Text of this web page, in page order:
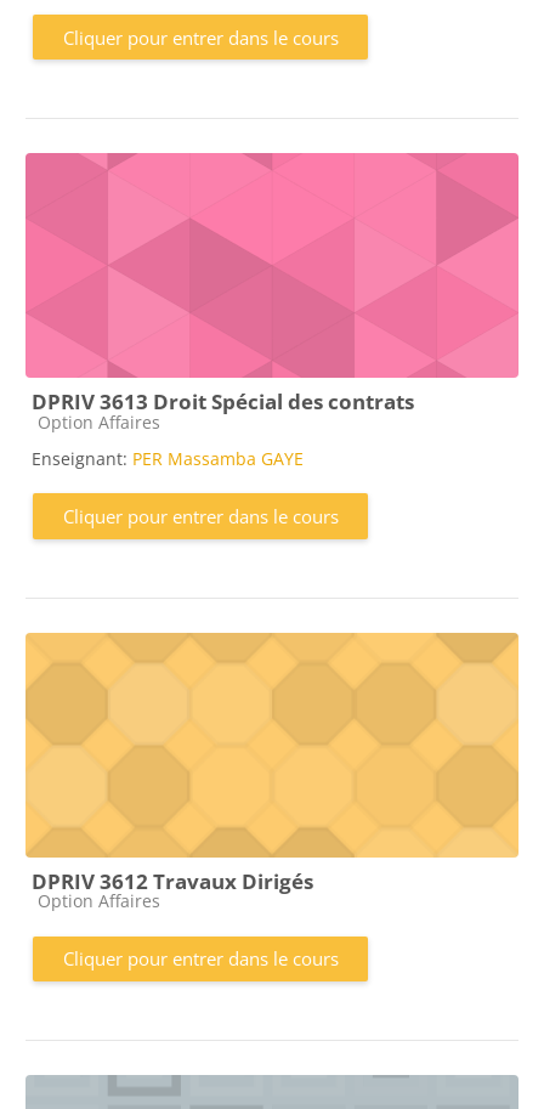
Cliquer pour entrer dans le cours
DPRIV 3613 Droit Spécial des contrats
Catégorie de cours
Option Affaires
Enseignant: PER Massamba GAYE
Cliquer pour entrer dans le cours
DPRIV 3612 Travaux Dirigés
Catégorie de cours
Option Affaires
Cliquer pour entrer dans le cours